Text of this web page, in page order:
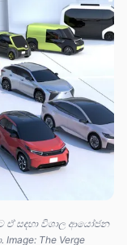
ඒ සඳහා විශාල ආයෝජන
The Verge